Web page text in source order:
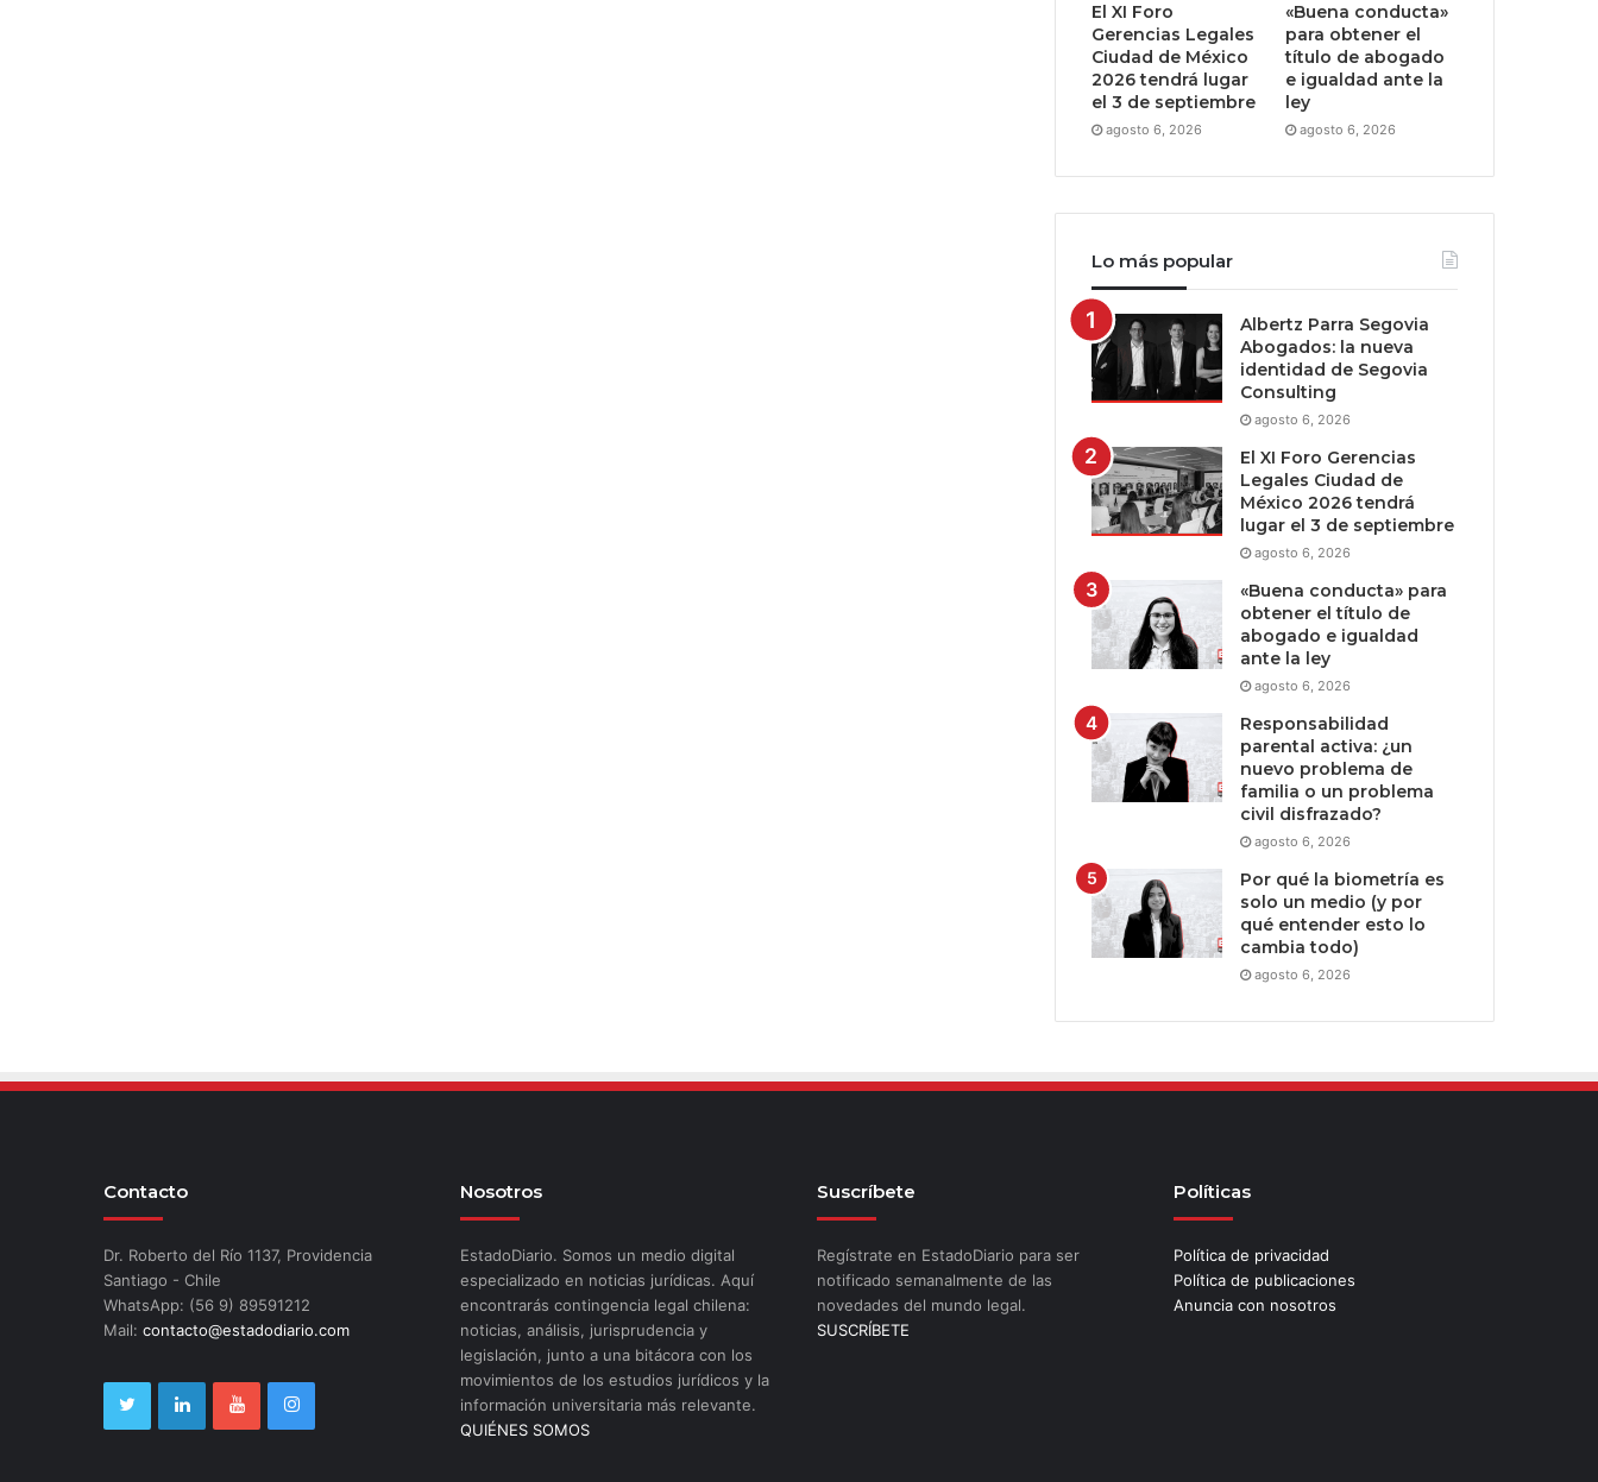
El XI Foro
Gerencias Legales
Ciudad de México
2026 tendrá lugar
el 3 de septiembre
agosto 6, 2026
«Buena conducta»
para obtener el
título de abogado
e igualdad ante la
ley
agosto 6, 2026
Lo más popular
Albertz Parra Segovia
Abogados: la nueva
identidad de Segovia
Consulting
agosto 6, 2026
El XI Foro Gerencias
Legales Ciudad de
México 2026 tendrá
lugar el 3 de septiembre
agosto 6, 2026
«Buena conducta» para
obtener el título de
abogado e igualdad
ante la ley
agosto 6, 2026
Responsabilidad
parental activa: ¿un
nuevo problema de
familia o un problema
civil disfrazado?
agosto 6, 2026
Por qué la biometría es
solo un medio (y por
qué entender esto lo
cambia todo)
agosto 6, 2026
Contacto
Dr. Roberto del Río 1137, Providencia
Santiago - Chile
WhatsApp: (56 9) 89591212
Mail: contacto@estadodiario.com
Nosotros
EstadoDiario. Somos un medio digital
especializado en noticias jurídicas. Aquí
encontrarás contingencia legal chilena:
noticias, análisis, jurisprudencia y
legislación, junto a una bitácora con los
movimientos de los estudios jurídicos y la
información universitaria más relevante.
QUIÉNES SOMOS
Suscríbete
Regístrate en EstadoDiario para ser
notificado semanalmente de las
novedades del mundo legal.
SUSCRÍBETE
Políticas
Política de privacidad
Política de publicaciones
Anuncia con nosotros